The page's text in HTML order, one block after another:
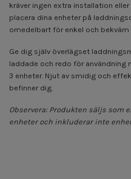
kräver ingen extra installation
placera dina enheter på
omedelbart för enkel och bekväm
Ge dig själv överlägset
laddade och redo för
3 enheter. Njut av smidig och
befinner dig.
Observera: Produkten säljs som
enheter och inkluderar inte